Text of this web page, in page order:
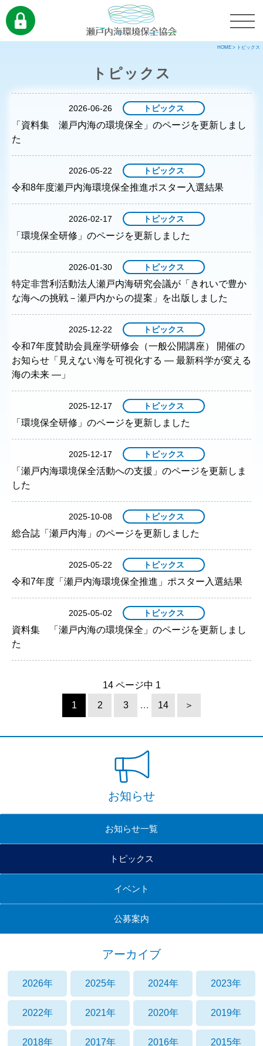
HOME > トピックス
トピックス
2026-06-26 トピックス
「資料集 瀬戸内海の環境保全」のページを更新しまし
た
2026-05-22 トピックス
令和8年度瀬戸内海環境保全推進ポスター入選結果
2026-02-17 トピックス
「環境保全研修」のページを更新しました
2026-01-30 トピックス
特定非営利活動法人瀬戸内海研究会議が「きれいで豊か
な海への挑戦－瀬戸内からの提案」を出版しました
2025-12-22 トピックス
令和7年度賛助会員座学研修会（一般公開講座） 開催の
お知らせ「見えない海を可視化する ― 最新科学が変える
海の未来 ―」
2025-12-17 トピックス
「環境保全研修」のページを更新しました
2025-12-17 トピックス
「瀬戸内海環境保全活動への支援」のページを更新しま
した
2025-10-08 トピックス
総合誌「瀬戸内海」のページを更新しました
2025-05-22 トピックス
令和7年度「瀬戸内海環境保全推進」ポスター入選結果
2025-05-02 トピックス
資料集 「瀬戸内海の環境保全」のページを更新しまし
た
14 ページ中 1
1
2 3 … 14 ＞
お知らせ
お知らせ一覧
トピックス
イベント
公募案内
アーカイブ
2026年 2025年 2024年 2023年
2022年 2021年 2020年 2019年
2018年 2017年 2016年 2015年